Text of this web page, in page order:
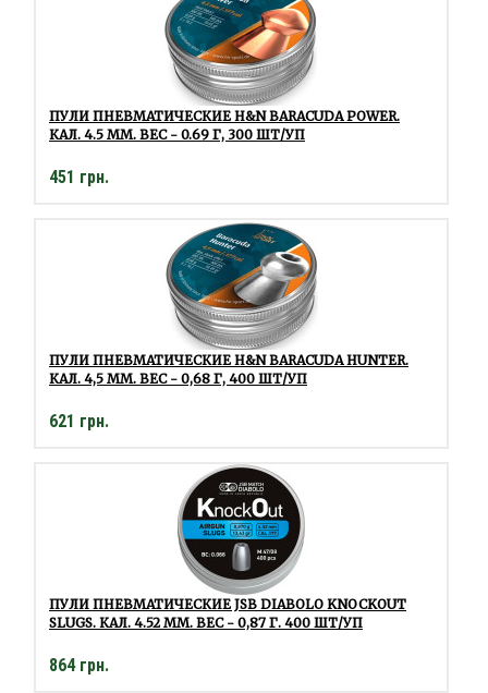
ПУЛИ ПНЕВМАТИЧЕСКИЕ H&N BARACUDA POWER.
КАЛ. 4.5 ММ. ВЕС - 0.69 Г, 300 ШТ/УП
451 грн.
ПУЛИ ПНЕВМАТИЧЕСКИЕ H&N BARACUDA HUNTER.
КАЛ. 4,5 ММ. ВЕС - 0,68 Г, 400 ШТ/УП
621 грн.
ПУЛИ ПНЕВМАТИЧЕСКИЕ JSB DIABOLO KNOCKOUT
SLUGS. КАЛ. 4.52 ММ. ВЕС - 0,87 Г. 400 ШТ/УП
864 грн.